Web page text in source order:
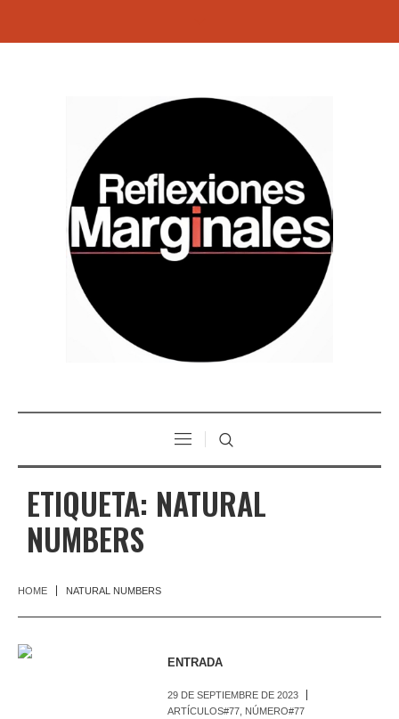
ETIQUETA: NATURAL
NUMBERS
HOME NATURAL NUMBERS
ENTRADA
29 DE SEPTIEMBRE DE 2023
ARTÍCULOS#77 NÚMERO#77